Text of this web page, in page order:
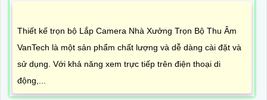
Thiết kế trọn bộ Lắp Camera Nhà Xưởng Trọn Bộ Thu Âm
VanTech là một sản phẩm chất lượng và dễ dàng cài đặt và
sử dụng. Với khả năng xem trực tiếp trên điện thoại di
động,...